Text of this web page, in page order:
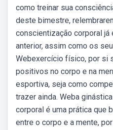
como treinar sua
deste bimestre,
conscientização corporal
anterior, assim como os
Webexercício físico, por si
positivos no corpo e na
esportiva, seja como
trazer ainda. Weba
corporal é uma prática que
entre o corpo e a mente,